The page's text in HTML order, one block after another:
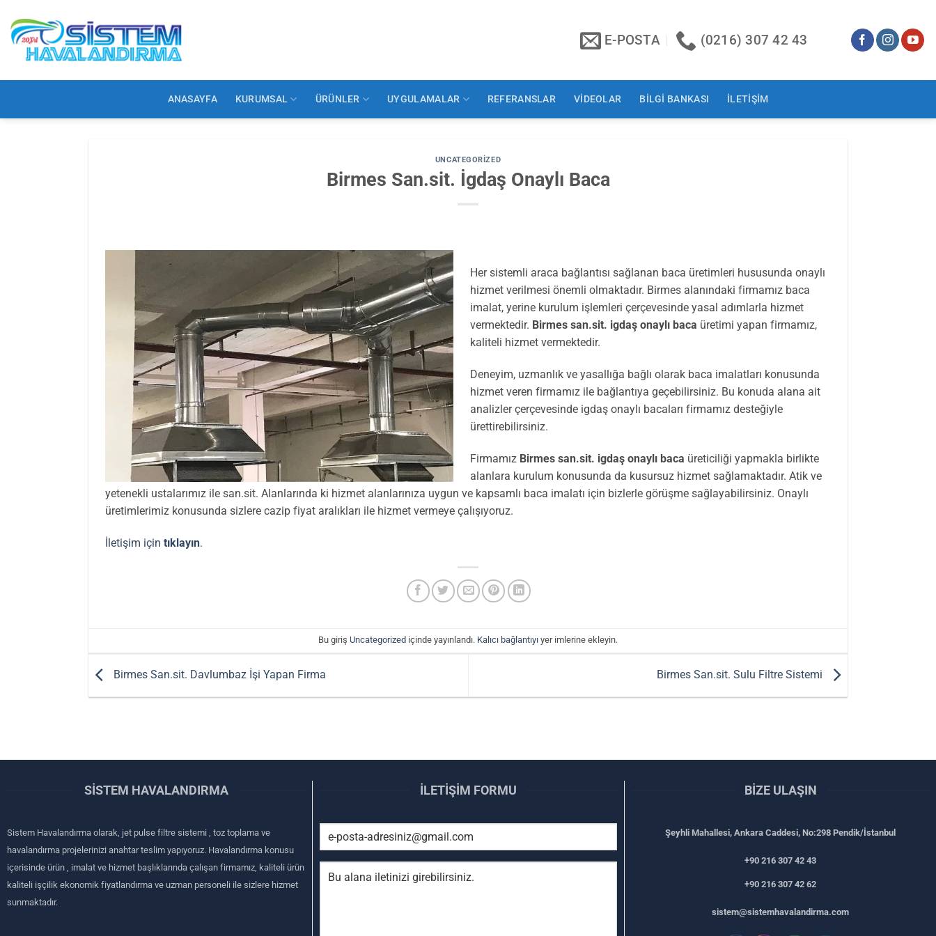
atla
E-POSTA (0216) 307 42 43
ANASAYFA KURUMSAL ÜRÜNLER UYGULAMALAR REFERANSLAR VİDEOLAR BİLGİ BANKASI İLETIŞIM
UNCATEGORIZED
Birmes San.sit. İgdaş Onaylı Baca
Her sistemli araca bağlantısı sağlanan baca üretimleri hususunda onaylı
hizmet verilmesi önemli olmaktadır. Birmes alanındaki firmamız baca
imalat, yerine kurulum işlemleri çerçevesinde yasal adımlarla hizmet
vermektedir. Birmes san.sit. igdaş onaylı baca üretimi yapan firmamız,
kaliteli hizmet vermektedir.
Deneyim, uzmanlık ve yasallığa bağlı olarak baca imalatları konusunda
hizmet veren firmamız ile bağlantıya geçebilirsiniz. Bu konuda alana ait
analizler çerçevesinde igdaş onaylı bacaları firmamız desteğiyle
ürettirebilirsiniz.
Firmamız Birmes san.sit. igdaş onaylı baca üreticiliği yapmakla birlikte
alanlara kurulum konusunda da kusursuz hizmet sağlamaktadır. Atik ve
yetenekli ustalarımız ile san.sit. Alanlarında ki hizmet alanlarınıza uygun ve kapsamlı baca imalatı için bizlerle görüşme sağlayabilirsiniz. Onaylı
üretimlerimiz konusunda sizlere cazip fiyat aralıkları ile hizmet vermeye çalışıyoruz.
İletişim için tıklayın.
Bu giriş Uncategorized içinde yayınlandı. Kalıcı bağlantıyı yer imlerine ekleyin.
Birmes San.sit. Davlumbaz İşi Yapan Firma Birmes San.sit. Sulu Filtre Sistemi
SISTEM HAVALANDIRMA
Sistem Havalandırma olarak, jet pulse filtre sistemi , toz toplama ve
havalandırma projelerinizi anahtar teslim yapıyoruz. Havalandırma konusu
içerisinde ürün , imalat ve hizmet başlıklarında çalışan firmamız, kaliteli ürün
kaliteli işçilik ekonomik fiyatlandırma ve uzman personeli ile sizlere hizmet
sunmaktadır.
İLETIŞIM FORMU BIZE ULAŞIN
Şeyhli Mahallesi, Ankara Caddesi, No:298 Pendik/İstanbul
+90 216 307 42 43
+90 216 307 42 62
sistem@sistemhavalandirma.com